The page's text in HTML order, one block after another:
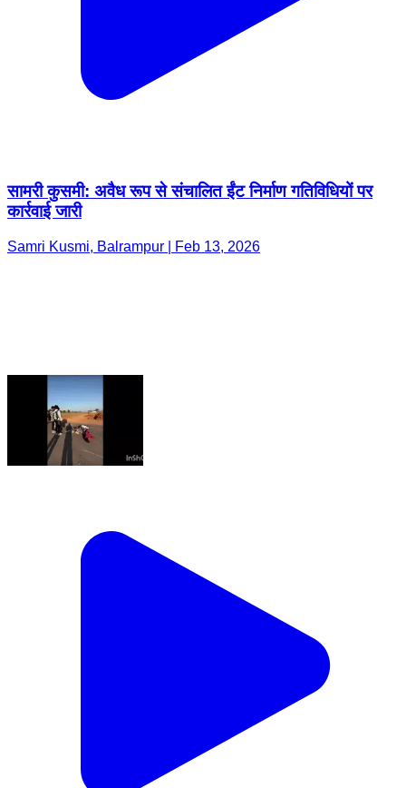
सामरी कुसमी: अवैध रूप से संचालित ईंट निर्माण गतिविधियों पर
सामरी कुसमी: ट्रैक्टर की टक्कर से 11वीं के छात्र की हुई मौत,
Samri Kusmi, Balrampur | Feb 12, 2026